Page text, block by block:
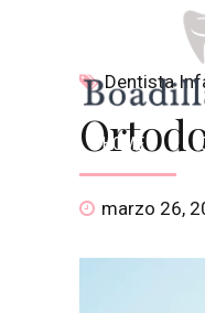
HOME
Dentista
marzo 26,